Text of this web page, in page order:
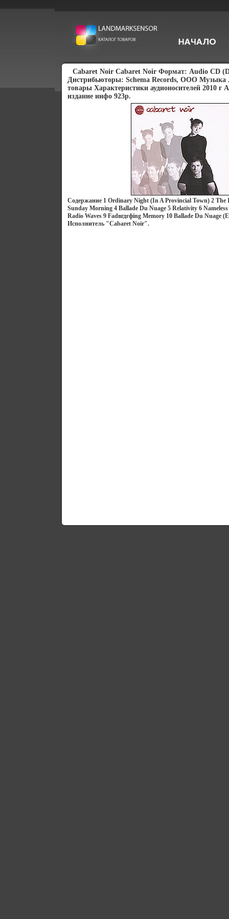
Cabaret Noir Cabaret Noir Формат: Audio CD
Дистрибьюторы: Schema Records, ООО Музыка
товары Характеристики аудионосителей 2010
издание инфо 923p.
Содержание 1 Ordinary Night (In A Provincial Town) 2 The
Sunday Morning 4 Ballade Du Nuage 5 Relativity 6
Radio Waves 9 Fadвгдгфing Memory 10 Ballade Du Nuage
Исполнитель "Cabaret Noir".